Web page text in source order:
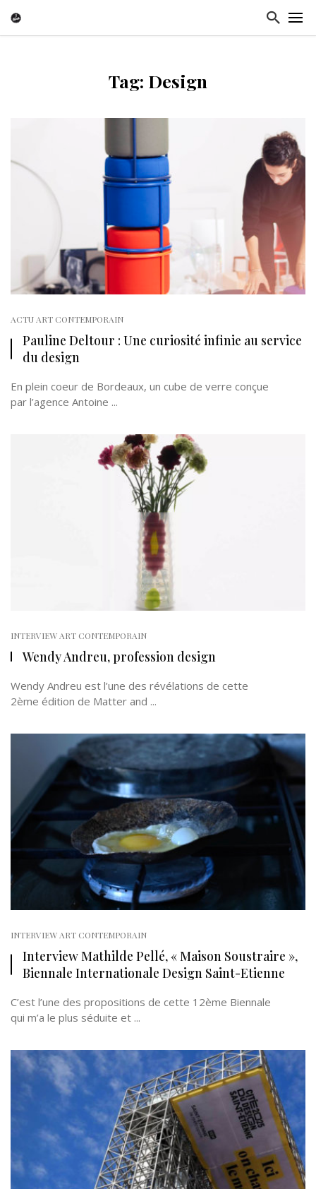
Tag: Design
ACTU ART CONTEMPORAIN
Pauline Deltour : Une curiosité infinie au service
du design
En plein coeur de Bordeaux, un cube de verre conçue
par l’agence Antoine ...
INTERVIEW ART CONTEMPORAIN
Wendy Andreu, profession design
Wendy Andreu est l’une des révélations de cette
2ème édition de Matter and ...
INTERVIEW ART CONTEMPORAIN
Interview Mathilde Pellé, « Maison Soustraire »,
Biennale Internationale Design Saint-Etienne
C’est l’une des propositions de cette 12ème Biennale
qui m’a le plus séduite et ...